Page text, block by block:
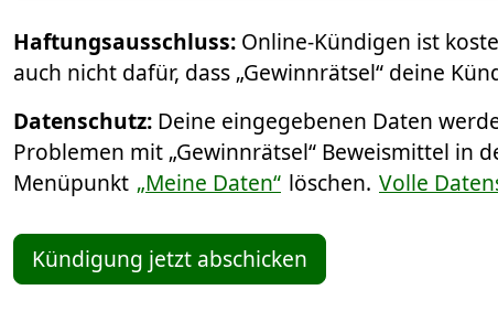
Haftungsausschluss: Online-Kündigen ist
auch nicht dafür, dass „Gewinnrätsel“ deine
Datenschutz: Deine eingegebenen Daten
Problemen mit „Gewinnrätsel“ Beweismittel in
Menüpunkt „Meine Daten“ löschen. Volle
Kündigung jetzt abschicken